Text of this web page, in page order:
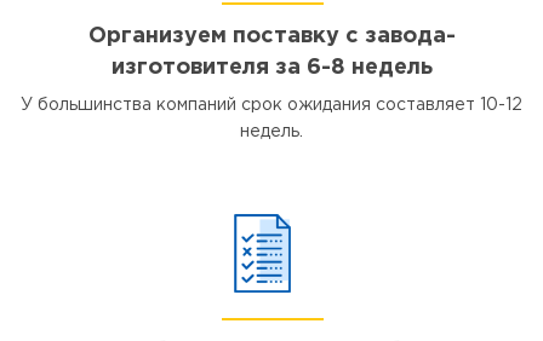
Организуем поставку с завода-
изготовителя за 6-8 недель
У большинства компаний срок ожидания составляет 10-12
недель.